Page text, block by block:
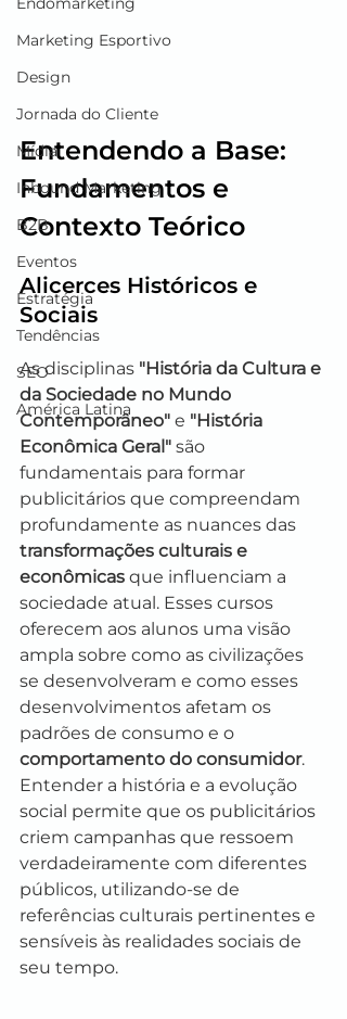
Marketing Esportivo
Design
Jornada do Cliente
Mídia
Inbound Marketing
B2B
Eventos
Estratégia
Tendências
SEO
América Latina
Entendendo a Base:
Fundamentos e
Contexto Teórico
Alicerces Históricos e
Sociais
As disciplinas "História da Cultura e
da Sociedade no Mundo
Contemporâneo" e "História
Econômica Geral" são
fundamentais para formar
publicitários que compreendam
profundamente as nuances das
transformações culturais e
econômicas que influenciam a
sociedade atual. Esses cursos
oferecem aos alunos uma visão
ampla sobre como as civilizações
se desenvolveram e como esses
desenvolvimentos afetam os
padrões de consumo e o
comportamento do consumidor.
Entender a história e a evolução
social permite que os publicitários
criem campanhas que ressoem
verdadeiramente com diferentes
públicos, utilizando-se de
referências culturais pertinentes e
sensíveis às realidades sociais de
seu tempo.